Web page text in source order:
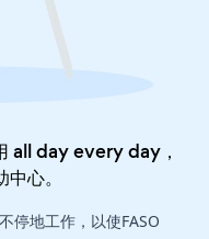
all day every day，
中心。
停地工作，以使FASO